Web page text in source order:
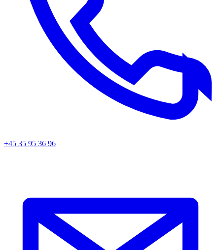
+45 35 95 36 96